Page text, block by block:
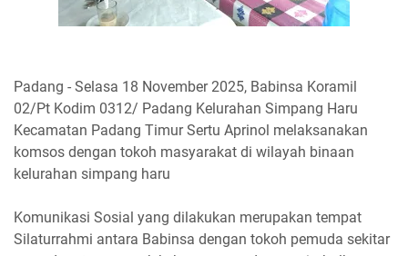
Padang - Selasa 18 November 2025, Babinsa Koramil
02/Pt Kodim 0312/ Padang Kelurahan Simpang Haru
Kecamatan Padang Timur Sertu Aprinol melaksanakan
komsos dengan tokoh masyarakat di wilayah binaan
kelurahan simpang haru
Komunikasi Sosial yang dilakukan merupakan tempat
Silaturrahmi antara Babinsa dengan tokoh pemuda sekitar